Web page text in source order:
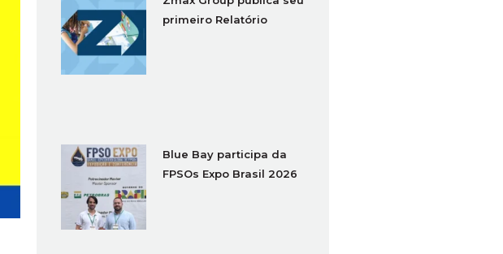
primeiro Relatório
Blue Bay participa da
FPSOs Expo Brasil 2026